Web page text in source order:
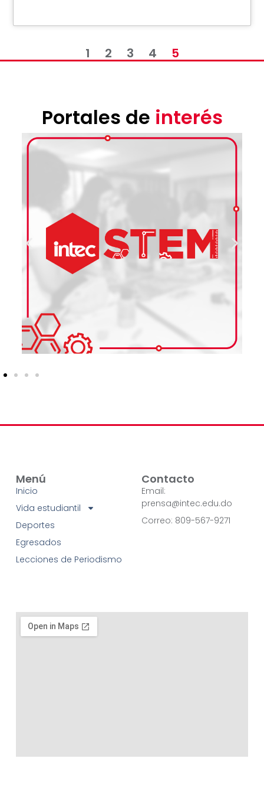
1 2 3 4 5
Portales de interés
Menú
Inicio
Vida estudiantil
Deportes
Egresados
Lecciones de Periodismo
Contacto
Email:
prensa@intec.edu.do
Correo: 809-567-9271